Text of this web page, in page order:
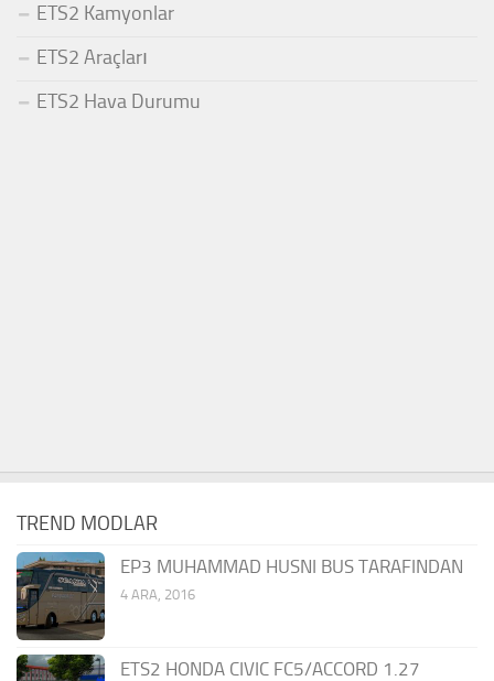
ETS2 Kamyonlar
ETS2 Araçları
ETS2 Hava Durumu
TREND MODLAR
EP3 MUHAMMAD HUSNI BUS TARAFINDAN
4 ARA, 2016
ETS2 HONDA CIVIC FC5/ACCORD 1.27